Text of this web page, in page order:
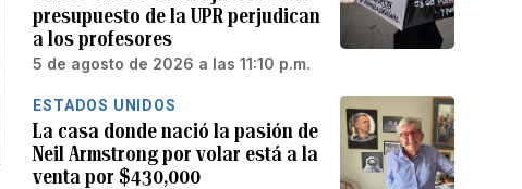
presupuesto de la UPR perjudican
a los profesores
5 de agosto de 2026 a las 11:10 p.m.
ESTADOS UNIDOS
La casa donde nació la pasión de
Neil Armstrong por volar está a la
venta por $430,000